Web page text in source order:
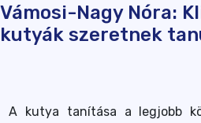
Vámosi-Nagy Nóra:
kutyák szeretnek
A kutya tanítása a legjobb